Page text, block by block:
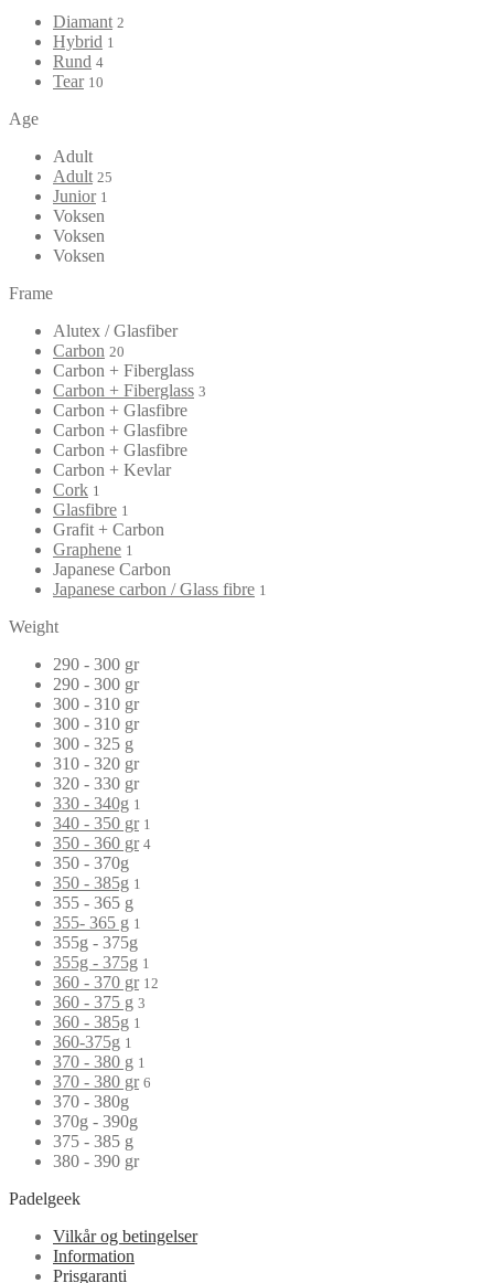
Diamant 2
Hybrid 1
Rund 4
Tear 10
Age
Adult
Adult 25
Junior 1
Voksen
Voksen
Voksen
Frame
Alutex / Glasfiber
Carbon 20
Carbon + Fiberglass
Carbon + Fiberglass 3
Carbon + Glasfibre
Carbon + Glasfibre
Carbon + Glasfibre
Carbon + Kevlar
Cork 1
Glasfibre 1
Grafit + Carbon
Graphene 1
Japanese Carbon
Japanese carbon / Glass fibre 1
Weight
290 - 300 gr
290 - 300 gr
300 - 310 gr
300 - 310 gr
300 - 325 g
310 - 320 gr
320 - 330 gr
330 - 340g 1
340 - 350 gr 1
350 - 360 gr 4
350 - 370g
350 - 385g 1
355 - 365 g
355- 365 g 1
355g - 375g
355g - 375g 1
360 - 370 gr 12
360 - 375 g 3
360 - 385g 1
360-375g 1
370 - 380 g 1
370 - 380 gr 6
370 - 380g
370g - 390g
375 - 385 g
380 - 390 gr
Padelgeek
Vilkår og betingelser
Information
Prisgaranti